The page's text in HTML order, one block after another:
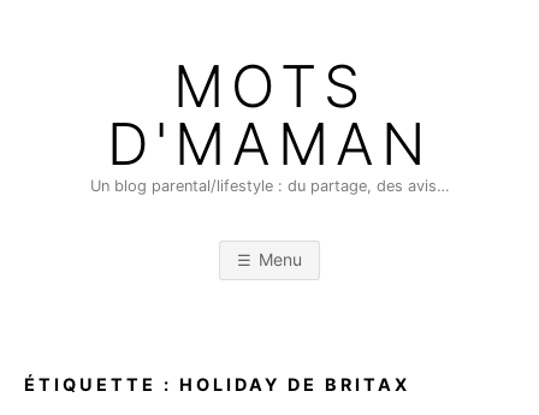
MOTS
D'MAMAN
Un blog parental/lifestyle : du partage, des avis…
Menu
ÉTIQUETTE : HOLIDAY DE BRITAX